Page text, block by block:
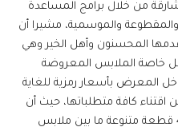
الشارقة من خلال برامج المساعدة
والموسمية، مشيرا أن
المحسنون وأهل الخير وهي
خاصة الملابس المعروضة
المعرض بأسعار رمزية للغاية
كافة متطلباتها، حيث أن
المعرض يتوفر به ما يفوق عن 4000 قطعة متنوعة ما بين ملابس